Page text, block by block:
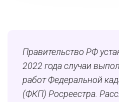
Правительство РФ
2022 года случаи
работ Федеральной
(ФКП) Росреестра.